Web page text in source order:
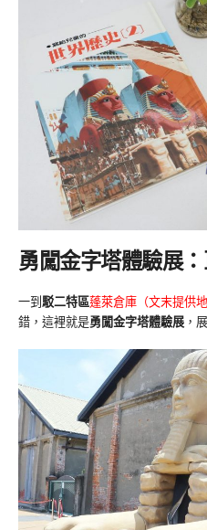
勇闖金字塔體驗展
一到駁二特區蓬萊倉庫（文末提供地
錯，這裡就是勇闖金字塔體驗展 ，